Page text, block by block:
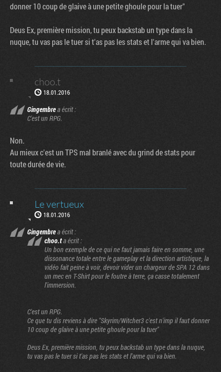
donner 10 coup de glaive à une petite ghoule pour la tuer"
Deus Ex, première mission, tu peux backstab un type dans la
nuque, tu vas pas le tuer si t'as pas les stats et l'arme qui va bien.
choo.t
18.01.2016
Gingembrea écrit :
C'est un RPG.
Non.
Au mieux c'est un TPS mal branlé avec du grind de stats pour
toute durée de vie.
Le vertueux
18.01.2016
Gingembrea écrit :
choo.ta écrit :
Un bon exemple de ce qui ne faut jamais faire en somme, une
dissonance totale entre le gameplay et la direction artistique, la
vidéo fait peine à voir, devoir vider un chargeur de SPA 12 dans
un mec en T-Shirt pour le foutre à terre, ça casse totalement
l'immersion.
C'est un RPG.
Ce que tu dis reviens à dire "Skyrim/Witcher3 c'est n'imp il faut donner
10 coup de glaive à une petite ghoule pour la tuer"
Deus Ex, première mission, tu peux backstab un type dans la nuque,
tu vas pas le tuer si t'as pas les stats et l'arme qui va bien.